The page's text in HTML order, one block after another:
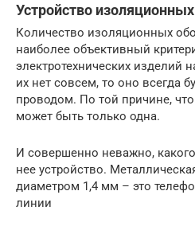
Устройство
Количество изоляционных
наиболее объективный
электротехнических изделий
их нет совсем, то оно всегда
проводом. По той причине,
может быть только одна.
И совершенно неважно,
нее устройство.
диаметром 1,4 мм – это
линии